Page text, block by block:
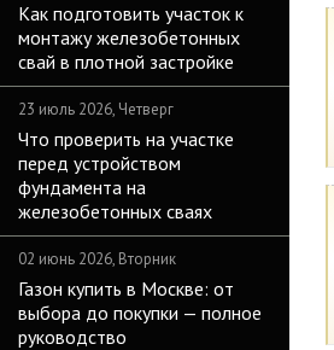
Как подготовить участок к
монтажу железобетонных
свай в плотной застройке
23 июль 2026, Четверг
Что проверить на участке
перед устройством
фундамента на
железобетонных сваях
02 июнь 2026, Вторник
Газон купить в Москве: от
выбора до покупки — полное
руководство